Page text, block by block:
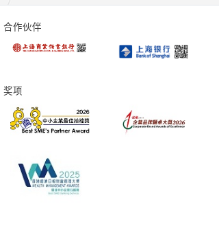
合作伙伴
奖项